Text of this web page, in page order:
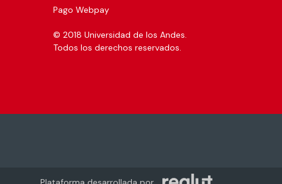
Pago Webpay
© 2018 Universidad de los Andes.
Todos los derechos reservados.